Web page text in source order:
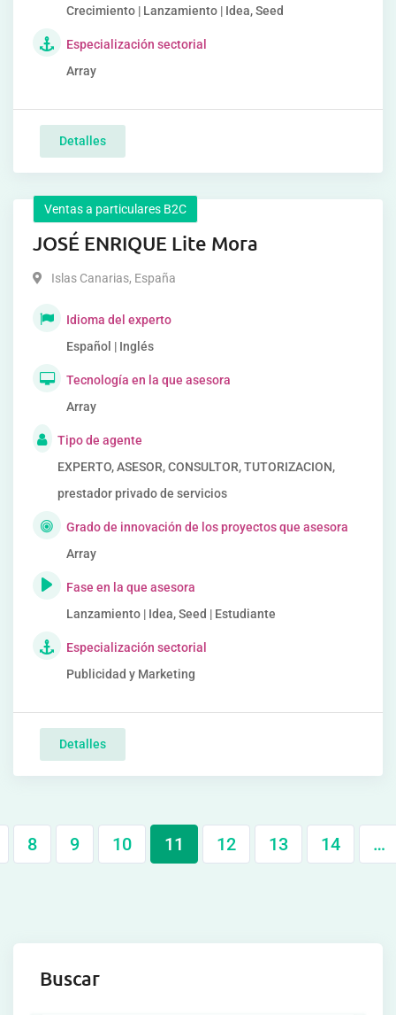
Crecimiento | Lanzamiento | Idea, Seed
Especialización sectorial
Array
Detalles
Ventas a particulares B2C
JOSÉ ENRIQUE Lite Mora
Islas Canarias, España
Idioma del experto
Español | Inglés
Tecnología en la que asesora
Array
Tipo de agente
EXPERTO, ASESOR, CONSULTOR, TUTORIZACION,
prestador privado de servicios
Grado de innovación de los proyectos que asesora
Array
Fase en la que asesora
Lanzamiento | Idea, Seed | Estudiante
Especialización sectorial
Publicidad y Marketing
Detalles
8 9 10 11 12 13 14 …
Buscar